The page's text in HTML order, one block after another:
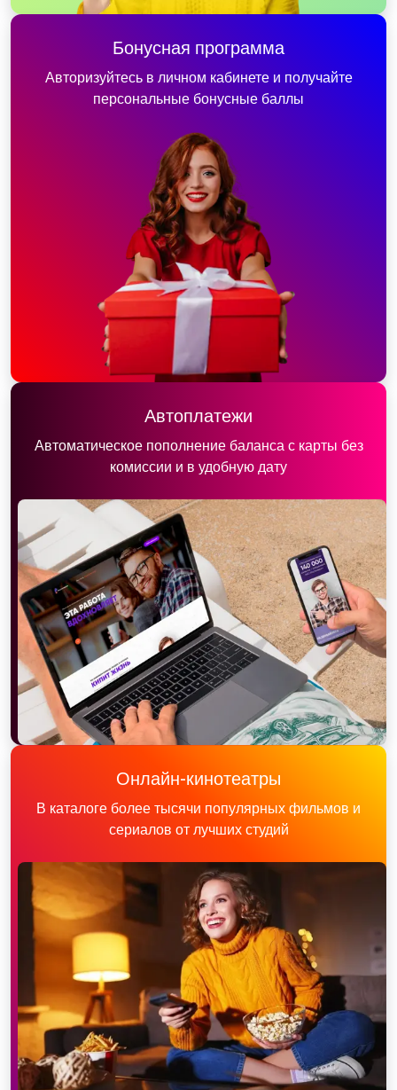
Бонусная программа
Авторизуйтесь в личном кабинете и получайте
персональные бонусные баллы
Автоплатежи
Автоматическое пополнение баланса с карты без
комиссии и в удобную дату
Онлайн-кинотеатры
В каталоге более тысячи популярных фильмов и
сериалов от лучших студий